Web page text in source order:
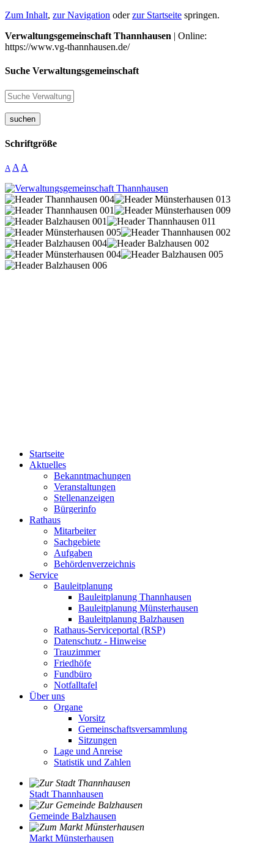
Zum Inhalt, zur Navigation oderzur Startseite springen.
Verwaltungsgemeinschaft Thannhausen | Online:
https://www.vg-thannhausen.de/
Suche Verwaltungsgemeinschaft
suchen
Schriftgröße
A A A
Startseite
Aktuelles
Bekanntmachungen
Veranstaltungen
Stellenanzeigen
Bürgerinfo
Rathaus
Mitarbeiter
Sachgebiete
Aufgaben
Behördenverzeichnis
Service
Bauleitplanung
Bauleitplanung Thannhausen
Bauleitplanung Münsterhausen
Bauleitplanung Balzhausen
Rathaus-Serviceportal (RSP)
Datenschutz - Hinweise
Trauzimmer
Friedhöfe
Fundbüro
Notfalltafel
Über uns
Organe
Vorsitz
Gemeinschaftsversammlung
Sitzungen
Lage und Anreise
Statistik und Zahlen
Stadt Thannhausen
Gemeinde Balzhausen
Markt Münsterhausen